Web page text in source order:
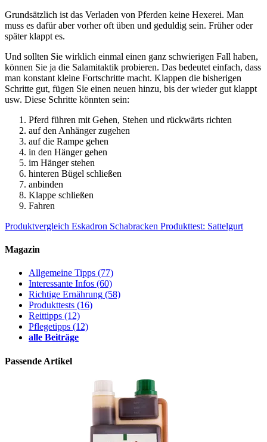
Grundsätzlich ist das Verladen von Pferden keine Hexerei. Man
muss es dafür aber vorher oft üben und geduldig sein. Früher oder
später klappt es.
Und sollten Sie wirklich einmal einen ganz schwierigen Fall haben,
können Sie ja die Salamitaktik probieren. Das bedeutet einfach, dass
man konstant kleine Fortschritte macht. Klappen die bisherigen
Schritte gut, fügen Sie einen neuen hinzu, bis der wieder gut klappt
usw. Diese Schritte könnten sein:
Pferd führen mit Gehen, Stehen und rückwärts richten
auf den Anhänger zugehen
auf die Rampe gehen
in den Hänger gehen
im Hänger stehen
hinteren Bügel schließen
anbinden
Klappe schließen
Fahren
Produktvergleich Eskadron Schabracken Produkttest: Sattelgurt
Magazin
Allgemeine Tipps (77)
Interessante Infos (60)
Richtige Ernährung (58)
Produkttests (16)
Reittipps (12)
Pflegetipps (12)
alle Beiträge
Passende Artikel